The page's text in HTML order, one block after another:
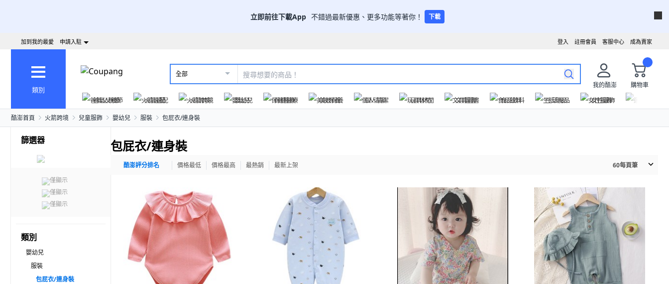
立即前往下載App 不錯過最新優惠、更多功能等著你！ 下載
成為賣家
客服中心
註冊會員
登入
加到我的最愛 申請入駐
類別
全部
我的酷澎
購物車
爸氣父親節
火箭速配 火箭跨境 嬰幼兒 保健醫療 美妝保養 個人清潔 玩具休閒 文具圖書 食品飲料 生活用品 女性服飾
酷澎首頁 火箭跨境 兒童服飾 嬰幼兒 服裝 包屁衣/連身裝
篩選器
僅顯示
僅顯示
僅顯示
類別
嬰幼兒
服裝
包屁衣/連身裝
包屁衣/連身裝
酷澎評分排名 價格最低 價格最高 最熱銷 最新上架 60每頁筆